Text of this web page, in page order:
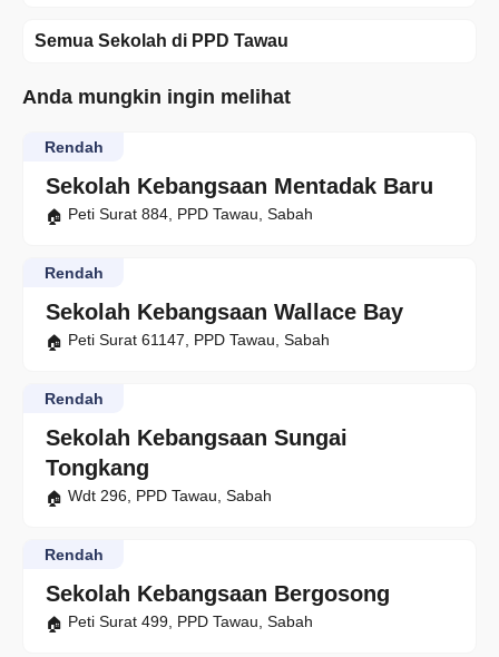
Semua Sekolah di PPD Tawau
Anda mungkin ingin melihat
Sekolah Kebangsaan Mentadak Baru
Rendah
Peti Surat 884, PPD Tawau, Sabah
Sekolah Kebangsaan Wallace Bay
Rendah
Peti Surat 61147, PPD Tawau, Sabah
Sekolah Kebangsaan Sungai
Tongkang
Rendah
Wdt 296, PPD Tawau, Sabah
Sekolah Kebangsaan Bergosong
Rendah
Peti Surat 499, PPD Tawau, Sabah